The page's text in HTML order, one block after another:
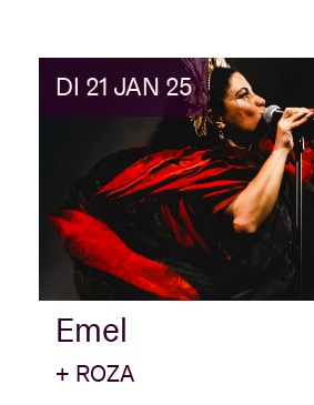
DI 21 JAN 25
Emel
+ ROZA